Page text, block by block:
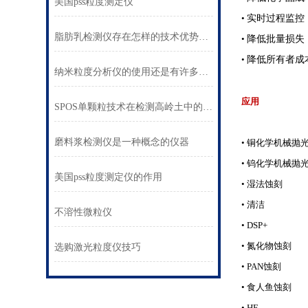
•实时过程监控
• 降低批量损失
• 降低所有者成
应用
•铜化学机械抛
•钨化学机械抛
•湿法蚀刻
•清洁
•DSP+
•氮化物蚀刻
•PAN蚀刻
•食人鱼蚀刻
脂肪乳检测仪存在怎样的技术优势呢？
纳米粒度分析仪的使用还是有许多要领的
SPOS单颗粒技术在检测高岭土中的应用案例
磨料浆检测仪是一种概念的仪器
美国pss粒度测定仪的作用
不溶性微粒仪
选购激光粒度仪技巧